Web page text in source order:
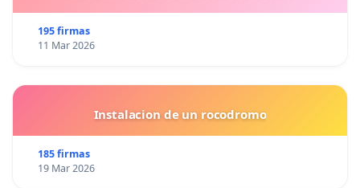
195 firmas
11 Mar 2026
Instalacion de un rocodromo
185 firmas
19 Mar 2026